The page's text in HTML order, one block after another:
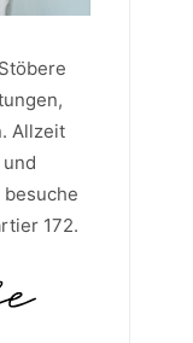
Allzeit
172.